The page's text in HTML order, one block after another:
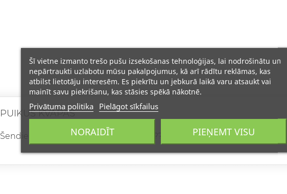
PUIKUS KVAPAS
Šendiena pasijemiau kvapas tikrai vov ?? rekomenduoju
Šī vietne izmanto trešo pušu izsekošanas tehnoloģijas, lai nodrošinātu un
nepārtraukti uzlabotu mūsu pakalpojumus, kā arī rādītu reklāmas, kas
atbilst lietotāju interesēm. Es piekrītu un jebkurā laikā varu atsaukt vai
mainīt savu piekrišanu, kas stāsies spēkā nākotnē.
Privātuma politika Pielāgot sīkfailus
NORAIDĪT PIEŅEMT VISU